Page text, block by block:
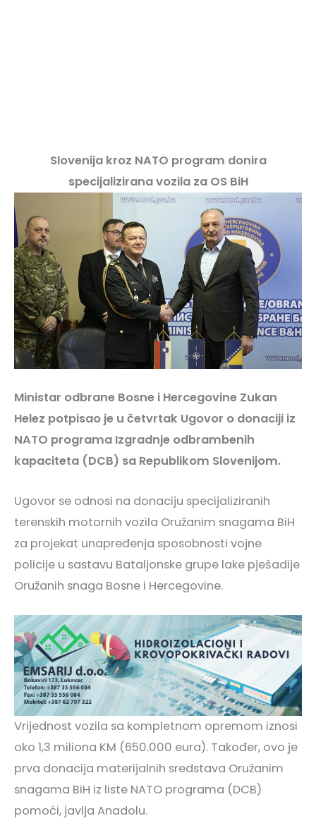
Slovenija kroz NATO program donira
specijalizirana vozila za OS BiH
Ministar odbrane Bosne i Hercegovine Zukan
Helez potpisao je u četvrtak Ugovor o donaciji iz
NATO programa Izgradnje odbrambenih
kapaciteta (DCB) sa Republikom Slovenijom.
Ugovor se odnosi na donaciju specijaliziranih
terenskih motornih vozila Oružanim snagama BiH
za projekat unapređenja sposobnosti vojne
policije u sastavu Bataljonske grupe lake pješadije
Oružanih snaga Bosne i Hercegovine.
Vrijednost vozila sa kompletnom opremom iznosi
oko 1,3 miliona KM (650.000 eura). Također, ovo je
prva donacija materijalnih sredstava Oružanim
snagama BiH iz liste NATO programa (DCB)
pomoći, javlja Anadolu.